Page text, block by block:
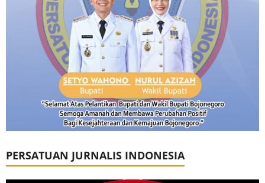
PERSATUAN JURNALIS INDONESIA